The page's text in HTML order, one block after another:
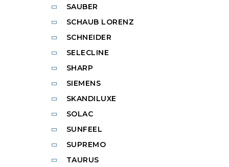
SAUBER
SCHAUB LORENZ
SCHNEIDER
SELECLINE
SHARP
SIEMENS
SKANDILUXE
SOLAC
SUNFEEL
SUPREMO
TAURUS